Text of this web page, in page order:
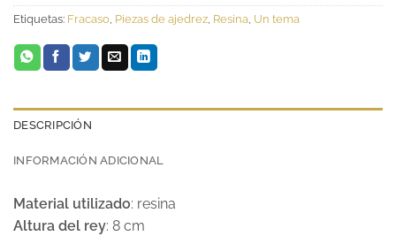
Etiquetas: Fracaso, Piezas de ajedrez, Resina, Un tema
DESCRIPCIÓN
INFORMACIÓN ADICIONAL
Material utilizado: resina
Altura del rey: 8 cm